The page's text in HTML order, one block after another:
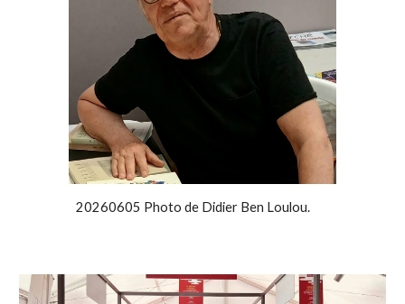
20260605 Photo de Didier Ben Loulou.